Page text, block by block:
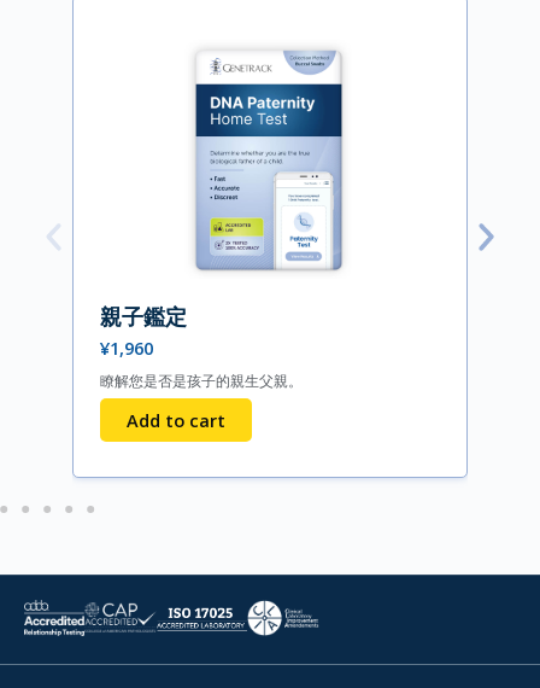
親子鑑定
¥1,960
瞭解您是否是孩子的親生父親。
Add to cart